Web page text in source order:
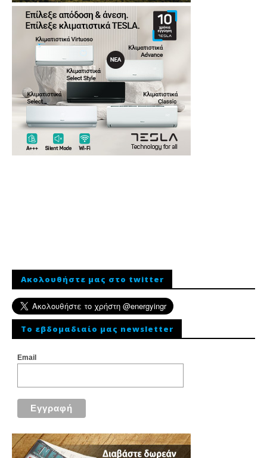
Ακολουθήστε μας στο twitter
To εβδομαδιαίο μας newsletter
Email